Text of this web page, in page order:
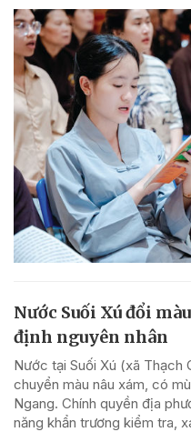
Nước Suối Xú đổi
định nguyên nhân
Nước tại Suối Xú (xã Thạch
chuyển màu nâu xám, có
Ngang. Chính quyền địa
năng khẩn trương kiểm tra,